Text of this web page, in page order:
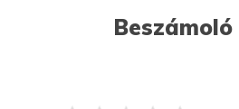
Beszámoló